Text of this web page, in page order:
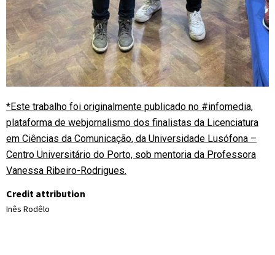
*Este trabalho foi originalmente publicado no #infomedia,
plataforma de webjornalismo dos finalistas da Licenciatura
em Ciências da Comunicação, da Universidade Lusófona –
Centro Universitário do Porto, sob mentoria da Professora
Vanessa Ribeiro-Rodrigues.
Credit attribution
Inês Rodêlo